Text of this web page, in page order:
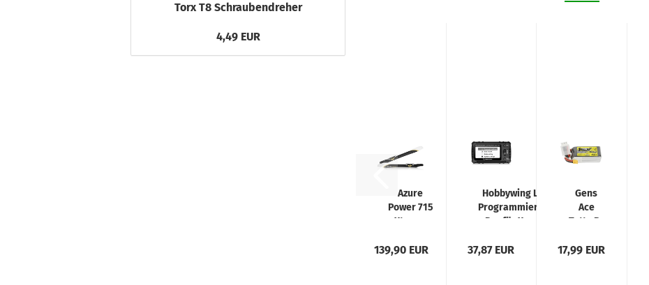
Azure
Power 715
Xtreme
Rotorblatt
139,90 EUR
Hobbywing LCD
Programmierbox
Pro für Xerun,
Platinum
37,87 EUR
Gens
Ace
Tattu R-
650mAh
17,99 EUR
Torx T8 Schraubendreher
4,49 EUR